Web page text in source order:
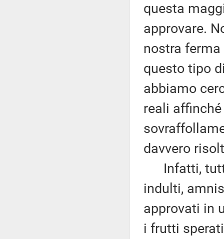
questa
approvare.
nostra
questo tipo
abbiamo
reali
davvero
Infatti, tutti
indulti,
approvati in
i frutti